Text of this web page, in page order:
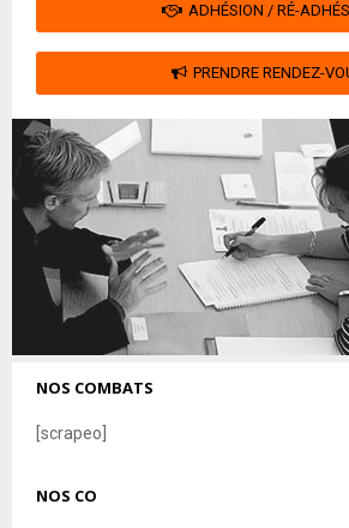
ADHÉSION / RÉ-
PRENDRE RENDEZ-
NOS COMBATS
[scrapeo]
NOS CO